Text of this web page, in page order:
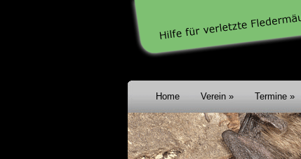
Home Verein Termine